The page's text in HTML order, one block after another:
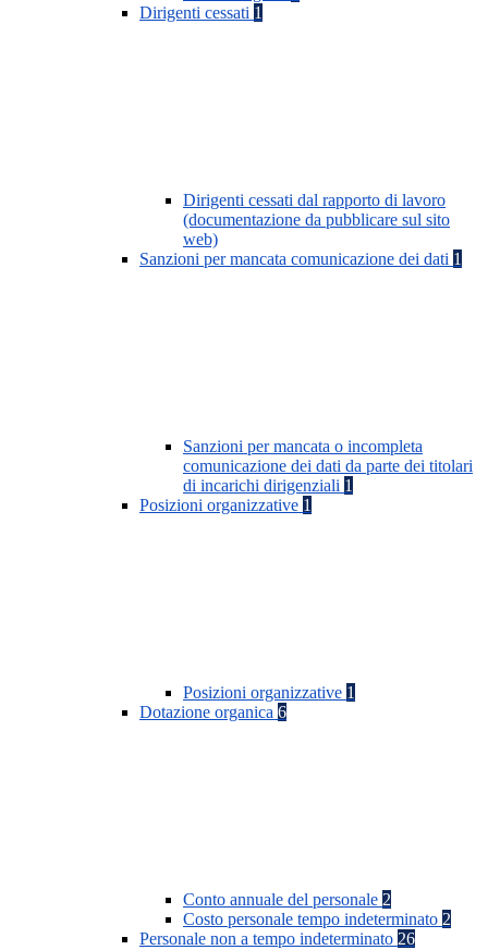
Dirigenti cessati 1
Dirigenti cessati dal rapporto di lavoro
(documentazione da pubblicare sul sito
web)
Sanzioni per mancata comunicazione dei dati 1
Sanzioni per mancata o incompleta
comunicazione dei dati da parte dei titolari
di incarichi dirigenziali 1
Posizioni organizzative 1
Posizioni organizzative 1
Dotazione organica 6
Conto annuale del personale 2
Costo personale tempo indeterminato 2
Personale non a tempo indeterminato 26